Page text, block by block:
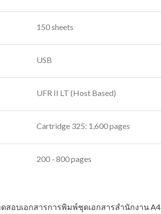
150 sheets
USB
UFR II LT (Host Based)
Cartridge 325: 1,600 pages
200 - 800 pages
สอบเอกสารการพิมพ์ชุดเอกสารสำนักงาน A4